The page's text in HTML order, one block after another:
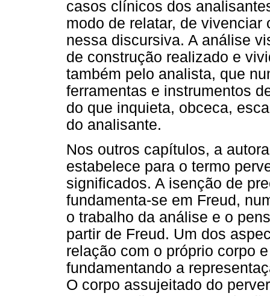
casos clínicos dos
modo de relatar, de
nessa discursiva. A análise
de construção realizado e
também pelo analista, que
ferramentas e instrumentos
do que inquieta, obceca,
do analisante.
Nos outros capítulos, a
estabelece para o termo
significados. A isenção de
fundamenta-se em Freud,
o trabalho da análise e o
partir de Freud. Um dos
relação com o próprio corpo
fundamentando a
O corpo assujeitado do